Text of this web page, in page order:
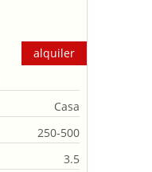
alquiler
Casa
250-500
3.5